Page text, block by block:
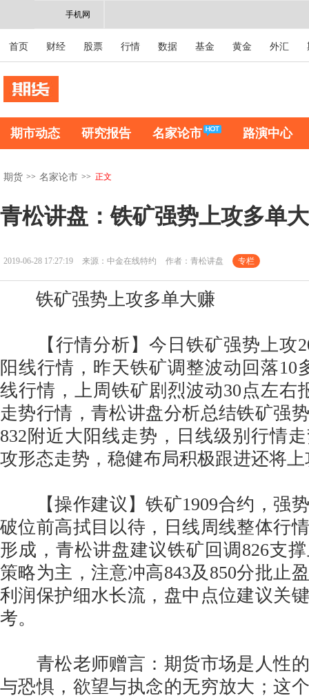
手机网
首页 财经 股票 行情 数据 基金 黄金 外汇
期市动态 研究报告 名家论市 路演中心
期货 >> 名家论市 >> 正文
青松讲盘：铁矿强势上攻多单
2019-06-28 17:27:19 来源：中金在线特约 作者：青松讲盘 专栏
铁矿强势上攻多单大赚
【行情分析】今日铁矿强势上攻
阳线行情，昨天铁矿调整波动回落10
线行情，上周铁矿剧烈波动30点左右
走势行情，青松讲盘分析总结铁矿强
832附近大阳线走势，日线级别行情
攻形态走势，稳健布局积极跟进还将
【操作建议】铁矿1909合约，强
破位前高拭目以待，日线周线整体行
形成，青松讲盘建议铁矿回调826支
策略为主，注意冲高843及850分批止
利润保护细水长流，盘中点位建议关
考。
青松老师赠言：期货市场是人性的
与恐惧，欲望与执念的无穷放大；这